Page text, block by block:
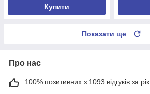
Купити
Показати ще
Про нас
100% позитивних з 1093 відгуків за рік